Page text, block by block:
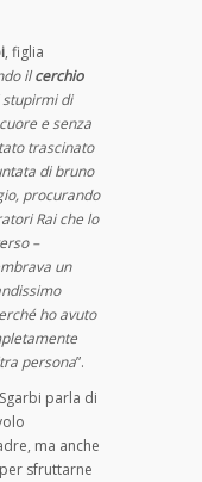
, figlia
ilcerchio
stupirmi di
e senza
trascinato
di bruno
procurando
Rai che lo
–
un
ho avuto
persona”.
parla di
ma anche
sfruttarne